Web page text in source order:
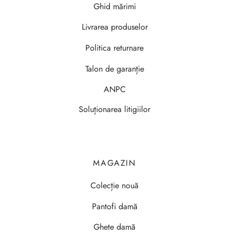
Ghid mărimi
Livrarea produselor
Politica returnare
Talon de garanție
ANPC
Soluționarea litigiilor
MAGAZIN
Colecție nouă
Pantofi damă
Ghete damă